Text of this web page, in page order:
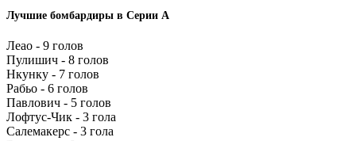
Лучшие бомбардиры в Серии А
Леао - 9 голов
Пулишич - 8 голов
Нкунку - 7 голов
Рабьо - 6 голов
Павлович - 5 голов
Лофтус-Чик - 3 гола
Салемакерс - 3 гола